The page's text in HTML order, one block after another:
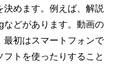
決めます。例えば、解説
などがあります。動画の
最初はスマートフォンで
トを使ったりすること